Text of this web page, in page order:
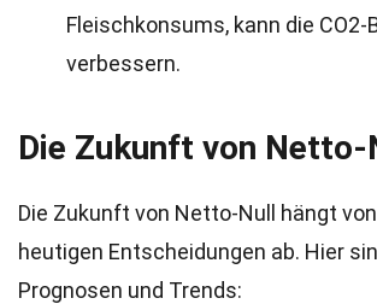
Fleischkonsums, kann die CO2-
verbessern.
Die Zukunft von Netto-
Die Zukunft von Netto-Null hängt
heutigen Entscheidungen ab. Hier
Prognosen und Trends: